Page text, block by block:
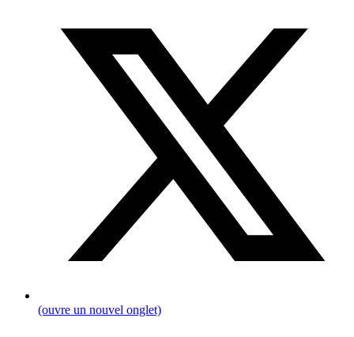
(ouvre un nouvel onglet)